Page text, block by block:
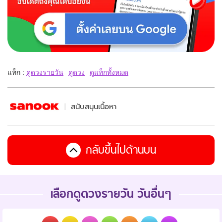
แท็ก : ดูดวงรายวัน ดูดวง ดูแท็กทั้งหมด
สนับสนุนเนื้อหา
กลับขึ้นไปด้านบน
เลือกดูดวงรายวัน วันอื่นๆ